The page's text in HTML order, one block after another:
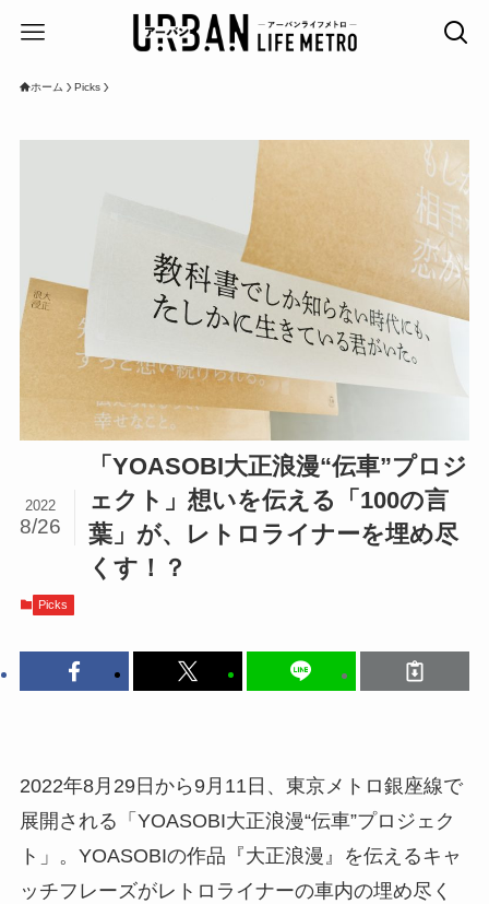
ホーム Picks
「YOASOBI大正浪漫“伝車”プロジ
ェクト」想いを伝える「100の言
葉」が、レトロライナーを埋め尽
くす！？
2022
8/26
Picks
2022年8月29日から9月11日、東京メトロ銀座線で
展開される「YOASOBI大正浪漫“伝車”プロジェク
ト」。YOASOBIの作品『大正浪漫』を伝えるキャ
ッチフレーズがレトロライナーの車内の埋め尽く